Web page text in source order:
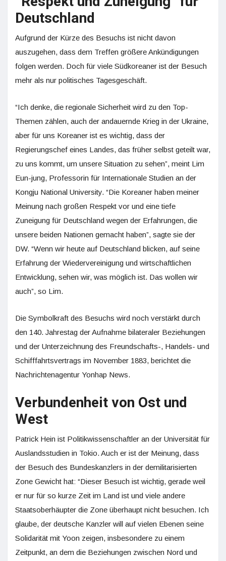
Deutschland
Aufgrund der Kürze des Besuchs ist nicht davon
auszugehen, dass dem Treffen größere Ankündigungen
folgen werden. Doch für viele Südkoreaner ist der Besuch
mehr als nur politisches Tagesgeschäft.
“Ich denke, die regionale Sicherheit wird zu den Top-
Themen zählen, auch der andauernde Krieg in der Ukraine,
aber für uns Koreaner ist es wichtig, dass der
Regierungschef eines Landes, das früher selbst geteilt war,
zu uns kommt, um unsere Situation zu sehen”, meint Lim
Eun-jung, Professorin für Internationale Studien an der
Kongju National University. “Die Koreaner haben meiner
Meinung nach großen Respekt vor und eine tiefe
Zuneigung für Deutschland wegen der Erfahrungen, die
unsere beiden Nationen gemacht haben”, sagte sie der
DW. “Wenn wir heute auf Deutschland blicken, auf seine
Erfahrung der Wiedervereinigung und wirtschaftlichen
Entwicklung, sehen wir, was möglich ist. Das wollen wir
auch”, so Lim.
Die Symbolkraft des Besuchs wird noch verstärkt durch
den 140. Jahrestag der Aufnahme bilateraler Beziehungen
und der Unterzeichnung des Freundschafts-, Handels- und
Schifffahrtsvertrags im November 1883, berichtet die
Nachrichtenagentur Yonhap News.
Verbundenheit von Ost und
West
Patrick Hein ist Politikwissenschaftler an der Universität für
Auslandsstudien in Tokio. Auch er ist der Meinung, dass
der Besuch des Bundeskanzlers in der demilitarisierten
Zone Gewicht hat: “Dieser Besuch ist wichtig, gerade weil
er nur für so kurze Zeit im Land ist und viele andere
Staatsoberhäupter die Zone überhaupt nicht besuchen. Ich
glaube, der deutsche Kanzler will auf vielen Ebenen seine
Solidarität mit Yoon zeigen, insbesondere zu einem
Zeitpunkt, an dem die Beziehungen zwischen Nord und